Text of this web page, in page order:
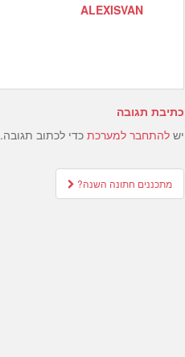
ALEXISVAN
כתיבת תגובה
יש להתחבר למערכת כדי לכתוב תגובה.
Post
navigation
מתכננים חתונה השנה?